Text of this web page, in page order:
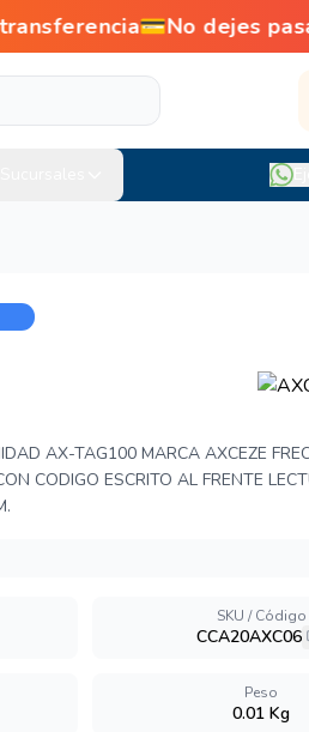
dejes
AX-TAG100 MARCA AXCEZE
CODIGO ESCRITO AL FRENTE
SKU / Código
CCA20AXC06
Peso
0.01 Kg